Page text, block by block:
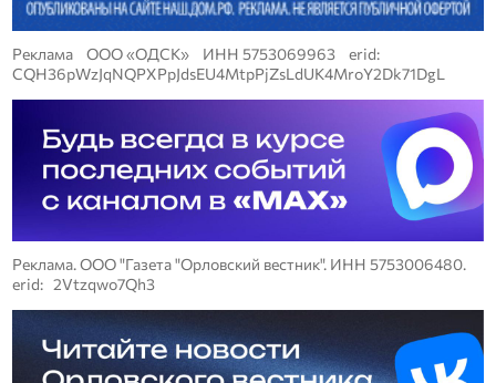
Реклама ООО «ОДСК» ИНН 5753069963 erid:
CQH36pWzJqNQPXPpJdsEU4MtpPjZsLdUK4MroY2Dk71DgL
Реклама. ООО "Газета "Орловский вестник". ИНН 5753006480.
erid: 2Vtzqwo7Qh3